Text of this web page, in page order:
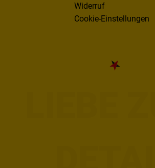
Widerruf
Cookie-Einstellungen